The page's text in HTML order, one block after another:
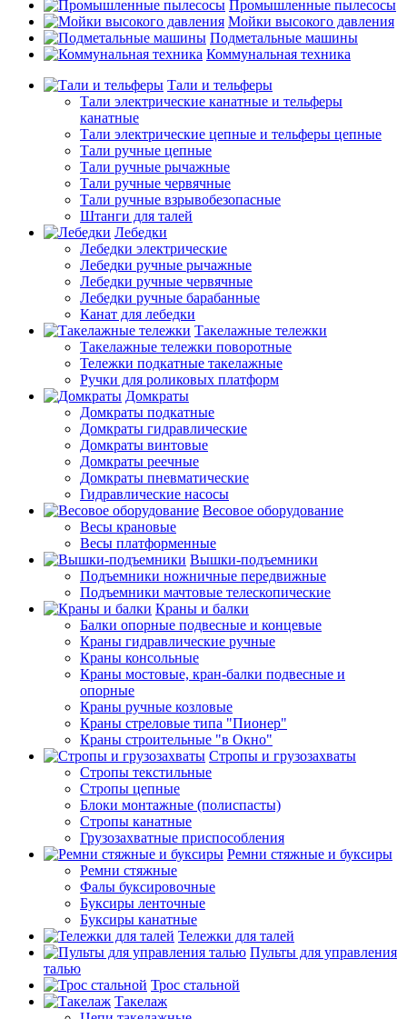
Промышленные пылесосы
Мойки высокого давления
Подметальные машины
Коммунальная техника
Тали и тельферы
Тали электрические канатные и тельферы
канатные
Тали электрические цепные и тельферы цепные
Тали ручные цепные
Тали ручные рычажные
Тали ручные червячные
Тали ручные взрывобезопасные
Штанги для талей
Лебедки
Лебедки электрические
Лебедки ручные рычажные
Лебедки ручные червячные
Лебедки ручные барабанные
Канат для лебедки
Такелажные тележки
Такелажные тележки поворотные
Тележки подкатные такелажные
Ручки для роликовых платформ
Домкраты
Домкраты подкатные
Домкраты гидравлические
Домкраты винтовые
Домкраты реечные
Домкраты пневматические
Гидравлические насосы
Весовое оборудование
Весы крановые
Весы платформенные
Вышки-подъемники
Подъемники ножничные передвижные
Подъемники мачтовые телескопические
Краны и балки
Балки опорные подвесные и концевые
Краны гидравлические ручные
Краны консольные
Краны мостовые, кран-балки подвесные и
опорные
Краны ручные козловые
Краны стреловые типа "Пионер"
Краны строительные "в Окно"
Стропы и грузозахваты
Стропы текстильные
Стропы цепные
Блоки монтажные (полиспасты)
Стропы канатные
Грузозахватные приспособления
Ремни стяжные и буксиры
Ремни стяжные
Фалы буксировочные
Буксиры ленточные
Буксиры канатные
Тележки для талей
Пульты для управления
талью
Трос стальной
Такелаж